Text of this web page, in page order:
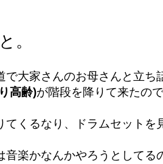
。
で大家さんのお母さんと立ち
高齢)が階段を降りて来たの
てくるなり、ドラムセットを
音楽かなんかやろうとしてる